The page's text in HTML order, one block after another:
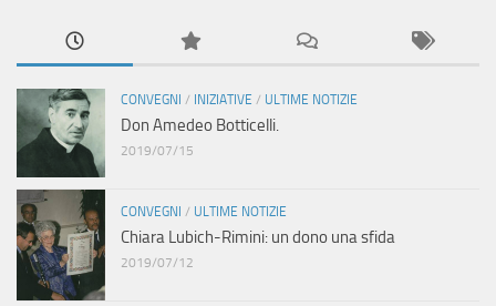
CONVEGNI / INIZIATIVE / ULTIME NOTIZIE
Don Amedeo Botticelli.
2019/07/15
CONVEGNI / ULTIME NOTIZIE
Chiara Lubich-Rimini: un dono una sfida
2019/07/12